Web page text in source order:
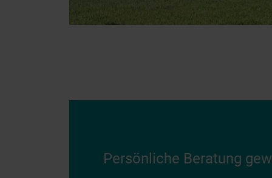
Persönliche Beratung